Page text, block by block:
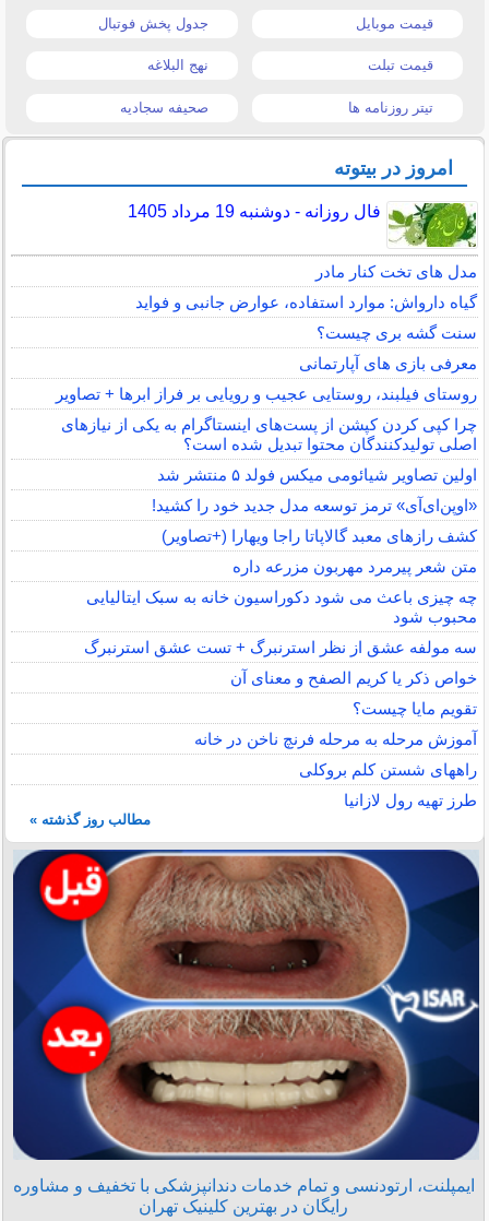
قیمت موبایل جدول پخش فوتبال
قیمت تبلت نهج البلاغه
تیتر روزنامه ها صحیفه سجادیه
امروز در بیتوته
فال روزانه - دوشنبه 19 مرداد 1405
مدل های تخت کنار مادر
گیاه دارواش: موارد استفاده، عوارض جانبی و فواید
سنت گشه بری چیست؟
معرفی بازی های آپارتمانی
روستای فیلبند، روستایی عجیب و رویایی بر فراز ابرها + تصاویر
چرا کپی کردن کپشن از پست‌های اینستاگرام به یکی از نیازهای
اصلی تولیدکنندگان محتوا تبدیل شده است؟
اولین تصاویر شیائومی میکس فولد ۵ منتشر شد
«اوپن‌ای‌آی» ترمز توسعه مدل جدید خود را کشید!
کشف رازهای معبد گالاپاتا راجا ویهارا (+تصاویر)
متن شعر پیرمرد مهربون مزرعه داره
چه چیزی باعث می شود دکوراسیون خانه به سبک ایتالیایی
محبوب شود
سه مولفه عشق از نظر استرنبرگ + تست عشق استرنبرگ
خواص ذکر یا کریم الصفح و معنای آن
تقویم مایا چیست؟
آموزش مرحله به مرحله فرنچ ناخن در خانه
راههای شستن کلم بروکلی
طرز تهیه رول لازانیا
مطالب روز گذشته »
ایمپلنت، ارتودنسی و تمام خدمات دندانپزشکی با تخفیف و مشاوره
رایگان در بهترین کلینیک تهران